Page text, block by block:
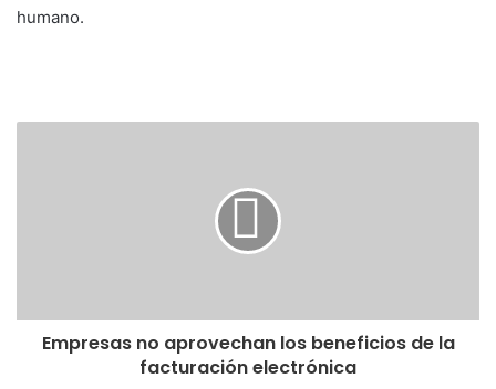
humano.
Empresas no aprovechan los beneficios de la
facturación electrónica